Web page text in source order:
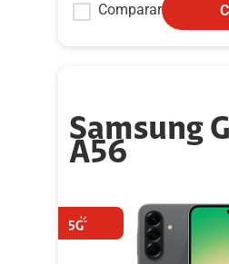
Comparar
Samsung
A56